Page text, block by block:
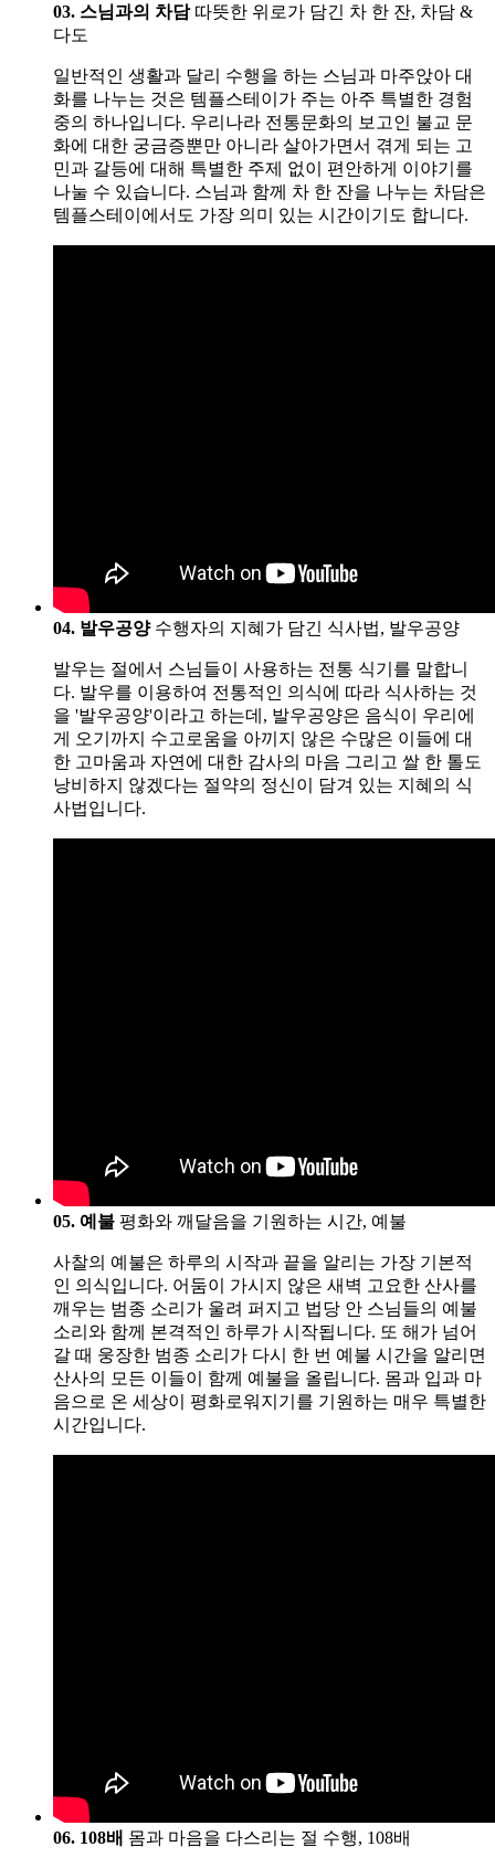
03. 스님과의 차담 따뜻한 위로가 담긴 차 한 잔, 차담 &
다도
일반적인 생활과 달리 수행을 하는 스님과 마주앉아 대
화를 나누는 것은 템플스테이가 주는 아주 특별한 경험
중의 하나입니다. 우리나라 전통문화의 보고인 불교 문
화에 대한 궁금증뿐만 아니라 살아가면서 겪게 되는 고
민과 갈등에 대해 특별한 주제 없이 편안하게 이야기를
나눌 수 있습니다. 스님과 함께 차 한 잔을 나누는 차담은
템플스테이에서도 가장 의미 있는 시간이기도 합니다.
04. 발우공양 수행자의 지혜가 담긴 식사법, 발우공양
발우는 절에서 스님들이 사용하는 전통 식기를 말합니
다. 발우를 이용하여 전통적인 의식에 따라 식사하는 것
을 '발우공양'이라고 하는데, 발우공양은 음식이 우리에
게 오기까지 수고로움을 아끼지 않은 수많은 이들에 대
한 고마움과 자연에 대한 감사의 마음 그리고 쌀 한 톨도
낭비하지 않겠다는 절약의 정신이 담겨 있는 지혜의 식
사법입니다.
05. 예불 평화와 깨달음을 기원하는 시간, 예불
사찰의 예불은 하루의 시작과 끝을 알리는 가장 기본적
인 의식입니다. 어둠이 가시지 않은 새벽 고요한 산사를
깨우는 범종 소리가 울려 퍼지고 법당 안 스님들의 예불
소리와 함께 본격적인 하루가 시작됩니다. 또 해가 넘어
갈 때 웅장한 범종 소리가 다시 한 번 예불 시간을 알리면
산사의 모든 이들이 함께 예불을 올립니다. 몸과 입과 마
음으로 온 세상이 평화로워지기를 기원하는 매우 특별한
시간입니다.
06. 108배 몸과 마음을 다스리는 절 수행, 108배